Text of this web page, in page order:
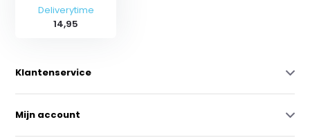
Deliverytime
14,95
Klantenservice
Mijn account